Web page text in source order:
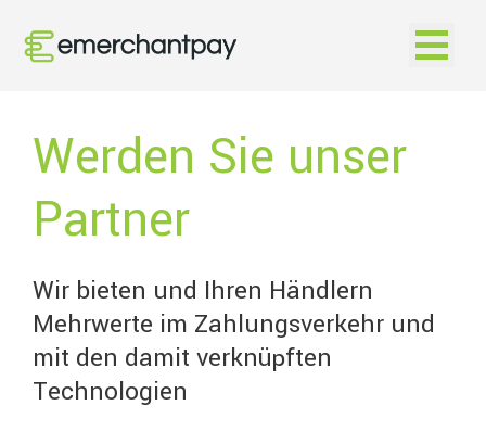
Open
Werden Sie unser
Partner
Wir bieten und Ihren Händlern
Mehrwerte im Zahlungsverkehr und
mit den damit verknüpften
Technologien